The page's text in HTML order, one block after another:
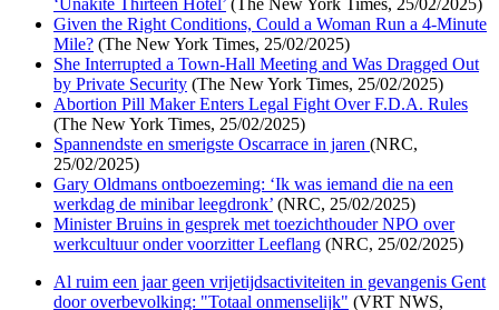
Given the Right Conditions, Could a Woman Run a 4-Minute
Mile? (The New York Times, 25/02/2025)
She Interrupted a Town-Hall Meeting and Was Dragged Out
by Private Security (The New York Times, 25/02/2025)
Abortion Pill Maker Enters Legal Fight Over F.D.A. Rules
(The New York Times, 25/02/2025)
Spannendste en smerigste Oscarrace in jaren (NRC,
25/02/2025)
Gary Oldmans ontboezeming: ‘Ik was iemand die na een
werkdag de minibar leegdronk’ (NRC, 25/02/2025)
Minister Bruins in gesprek met toezichthouder NPO over
werkcultuur onder voorzitter Leeflang (NRC, 25/02/2025)
Al ruim een jaar geen vrijetijdsactiviteiten in gevangenis Gent
door overbevolking: "Totaal onmenselijk" (VRT NWS,